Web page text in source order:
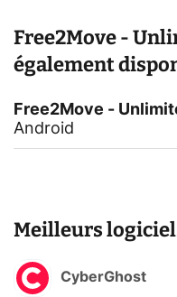
Free2Move -
également
Free2Move -
Android
Meilleurs
CyberGhost